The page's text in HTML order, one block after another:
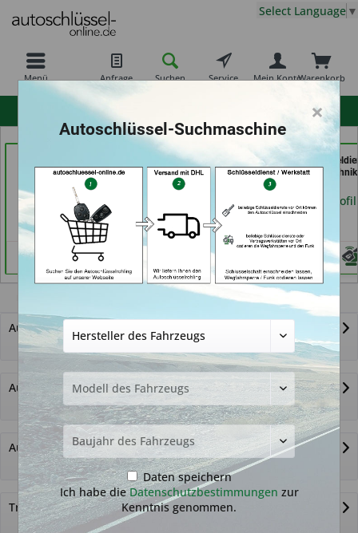
Menü Anfrage Suchen Service Warenkorb
Mein Konto
Select Language ▼
Gelsenkirchen)
Händlerprofil
TAYFUN 2.0 GmbH (in
Nürnberg)
Händlerprofil
AKYÜZ
&
Händlerprofil
Autoschlüssel mit Funk
Autoschlüssel ohne Funk
Autoschlüsselgehäuse und Zubehör
Transponder
×
Autoschlüssel-Suchmaschine
Daten speichern
Ich habe dieDatenschutzbestimmungen zur
Kenntnis genommen.